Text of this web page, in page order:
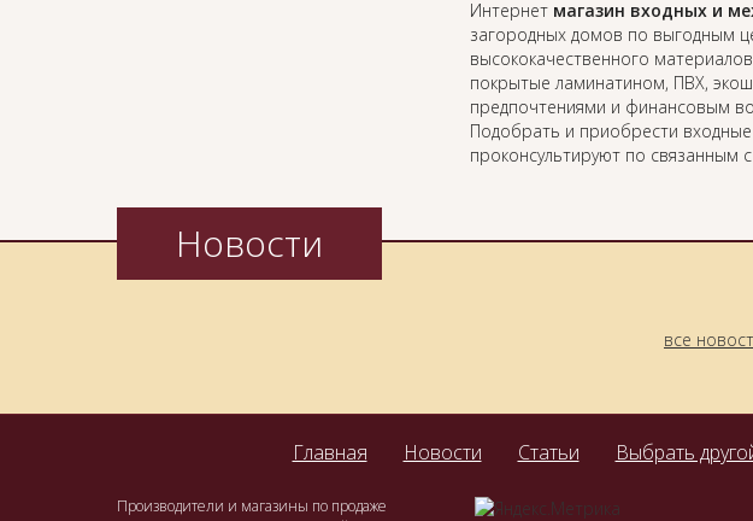
Интернет магазин входных и
загородных домов по выгодным
высококачественного
покрытые ламинатином, ПВХ,
предпочтениями и финансовым
Подобрать и приобрести
проконсультируют по связанным
Новости
все
Главная Новости Статьи Выбрать
Производители и магазины по продаже